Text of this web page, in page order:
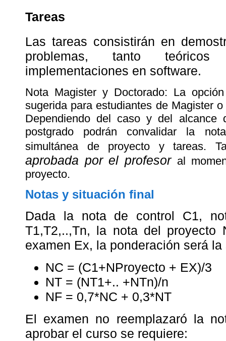
Tareas
Las tareas consistirán en
problemas, tanto
implementaciones en software.
Nota Magister y Doctorado: La
sugerida para estudiantes de Magister
Dependiendo del caso y del alcance
postgrado podrán convalidar la
simultánea de proyecto y tareas.
aprobada por el profesor al
proyecto.
Notas y situación final
Dada la nota de control C1,
T1,T2,..,Tn, la nota del proyecto
examen Ex, la ponderación será
NC = (C1+NProyecto + EX)/3
NT = (NT1+.. +NTn)/n
NF = 0,7*NC + 0,3*NT
El examen no reemplazaró la
aprobar el curso se requiere: